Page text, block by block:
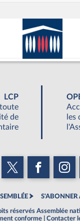
LCP
de
les
S'ABONNER
réservés Assemblée
conforme Contacter